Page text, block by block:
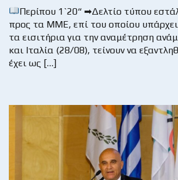
Περίπου 1`20“ ➡Δελτίο τύπου
προς τα ΜΜΕ, επί του οποίου
τα εισιτήρια για την αναμέτρηση
και Ιταλία (28/08), τείνουν να
έχει ως […]